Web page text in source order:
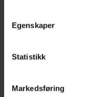
Egenskaper
Statistikk
Markedsføring